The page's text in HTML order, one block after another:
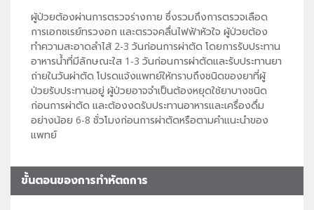
ผู้ป่วยต้องผ่านการตรวจร่างกาย ซึ่งรวมถึงการตรวจเลือด
การเอกซเรย์ทรวงอก และตรวจคลื่นไฟฟ้าหัวใจ ผู้ป่วยต้อง
ทำความสะอาดลำไส้ 2-3 วันก่อนการผ่าตัด โดยการรับประทาน
อาหารน้ำที่มีลักษณะใส 1-3 วันก่อนการผ่าตัดและรับประทานยา
ถ่ายในวันผ่าตัด โปรดแจ้งแพทย์ให้ทราบถึงชนิดของยาที่ผู้
ป่วยรับประทานอยู่ ผู้ป่วยอาจจำเป็นต้องหยุดใช้ยาบางชนิด
ก่อนการผ่าตัด และต้องงดรับประทานอาหารและเครื่องดื่ม
อย่างน้อย 6-8 ชั่วโมงก่อนการผ่าตัดหรือตามคำแนะนำของ
แพทย์
ขั้นตอนของการทำหัตถการ